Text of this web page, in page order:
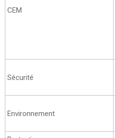
CEM
Sécurité
Environnement